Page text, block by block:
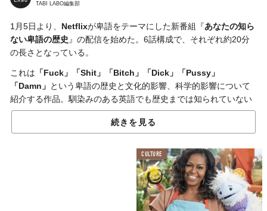
TABI LABO編集部
1月5日より、 Netflixが卑語をテーマにした新番組『あなたの知ら
ない卑語の歴史』の配信を始めた。6話構成で、それぞれ約20分
の長さとなっている。
これは 「Fuck」「Shit」「Bitch」「Dick」「Pussy」
「Damn」 という卑語の歴史と文化的影響、科学的影響について
紹介する作品。馴染みのある英語でも歴史までは知られていない
ため、興味のある人も多いかもしれない。
進行役を務めるのはニコラス・ケイジ。予告編で「卑語はもっと
妙な力の背景は、今まで謎に包まれていました。僕と一緒に卑語
の歴史、進化、文化的影響をめぐる旅に出ましょう」と語ってい
からチェック。
続きを見る
CULTURE